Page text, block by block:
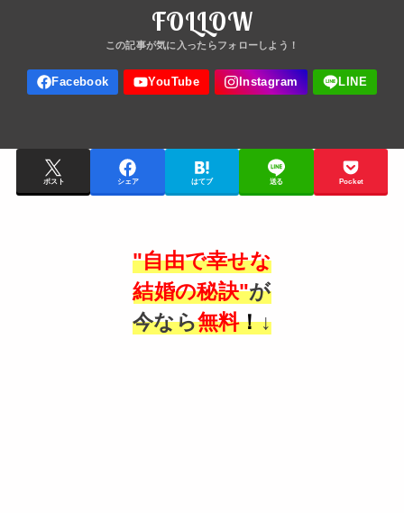
FOLLOW
ポスト シェア はてブ 送る Pocket
"自由で幸せな
結婚の秘訣"が
今なら無料！↓